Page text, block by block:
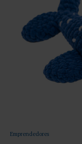
Emprendedores